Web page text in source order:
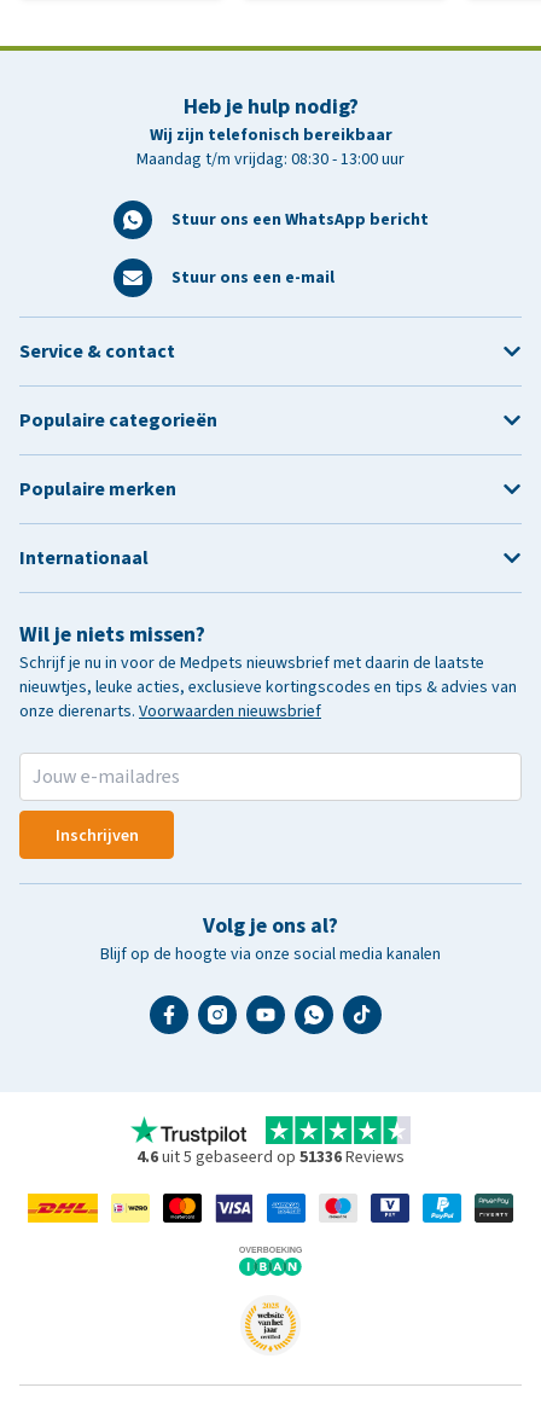
Heb je hulp nodig?
Wij zijn telefonisch bereikbaar
Maandag t/m vrijdag: 08:30 - 13:00 uur
Stuur ons een WhatsApp bericht
Stuur ons een e-mail
Wil je niets missen?
Schrijf je nu in voor de Medpets nieuwsbrief met daarin de laatste
nieuwtjes, leuke acties, exclusieve kortingscodes en tips & advies van
onze dierenarts. Voorwaarden nieuwsbrief
Inschrijven
Volg je ons al?
Blijf op de hoogte via onze social media kanalen
Service & contact
Populaire categorieën
Populaire merken
Internationaal
4.6uit 5 gebaseerd op 51336Reviews